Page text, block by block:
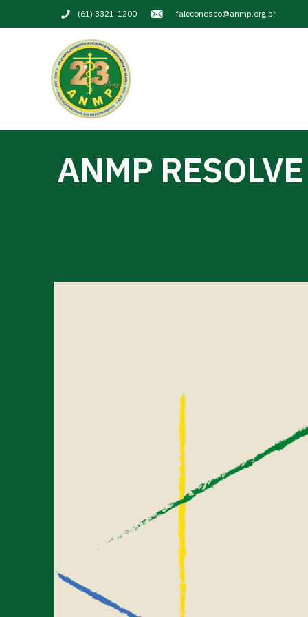
(61) 3321-1200 faleconosco@anmp.org.br
ANMP